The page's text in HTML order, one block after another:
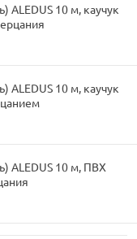
ALEDUS 10 м, каучук
ALEDUS 10 м, каучук
ALEDUS 10 м, ПВХ